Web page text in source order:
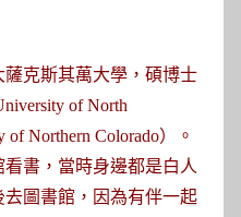
克斯其萬大學，碩博士
of North
Northern Colorado）。
書，當時身邊都是白人
圖書館，因為有伴一起